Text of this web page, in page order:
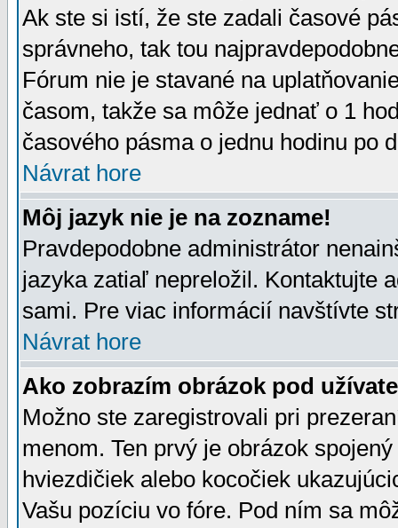
Ak ste si istí, že ste zadali časové
správneho, tak tou
Fórum nie je stavané na
časom, takže sa môže jednať o 1
časového pásma o jednu hodinu po
Návrat hore
Môj jazyk nie je na zozname!
Pravdepodobne administrátor
jazyka zatiaľ nepreložil. Kontaktujte
sami. Pre viac informácií navštívte
Návrat hore
Ako zobrazím obrázok pod
Možno ste zaregistrovali pri
menom. Ten prvý je obrázok
hviezdičiek alebo kocočiek
Vašu pozíciu vo fóre. Pod ním sa